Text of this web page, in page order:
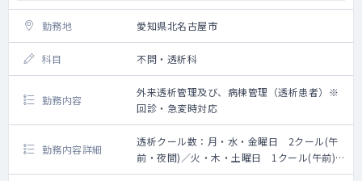
勤務地 愛知県北名古屋市
科目 不問・透析科
勤務内容
外来透析管理及び、病棟管理（透析患者）※
回診・急変時対応
勤務内容詳細
透析クール数：月・水・金曜日 2クール(午
前・夜間)／火・木・土曜日 1クール(午前)
■業務内容：外来透析管理及び、病棟管理(透